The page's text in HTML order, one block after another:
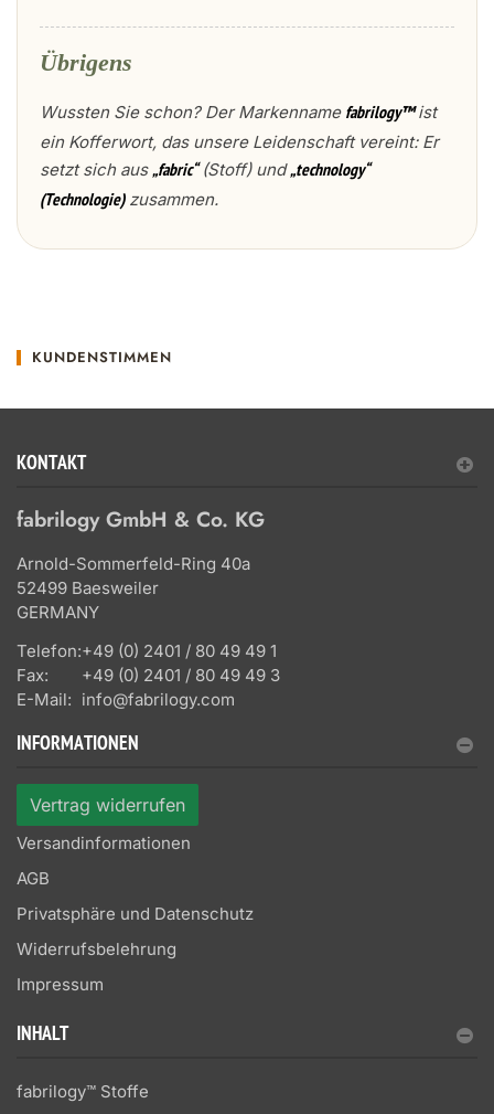
Übrigens
Wussten Sie schon? Der Markenname fabrilogy™ist
ein Kofferwort, das unsere Leidenschaft vereint: Er
setzt sich aus„fabric“(Stoff) und„technology“
(Technologie)zusammen.
KUNDENSTIMMEN
KONTAKT
fabrilogy GmbH & Co. KG
Arnold-Sommerfeld-Ring 40a
52499 Baesweiler
GERMANY
Telefon:+49 (0) 2401 / 80 49 49 1
Fax:
+49 (0) 2401 / 80 49 49 3
E-Mail: info@fabrilogy.com
INFORMATIONEN
Vertrag widerrufen
Versandinformationen
AGB
Privatsphäre und Datenschutz
Widerrufsbelehrung
Impressum
INHALT
fabrilogy™ Stoffe